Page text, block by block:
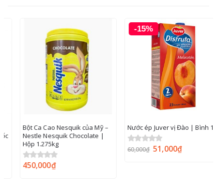
Bột Ca Cao Nesquik của Mỹ –
Nestle Nesquik Chocolate |
Hộp 1.275kg
out of 5
450,000₫
-15%
Nước ép Juver vị Đào | Bình 1L
out of 5
60,000₫ 51,000₫